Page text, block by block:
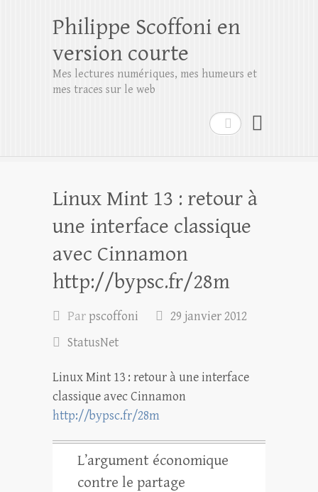
Rechercher
Philippe Scoffoni en
version courte
Mes lectures numériques, mes humeurs et
mes traces sur le web
Linux Mint 13 : retour à
une interface classique
avec Cinnamon
http://bypsc.fr/28m
Par pscoffoni
29 janvier 2012
StatusNet
Linux Mint 13 : retour à une interface
classique avec Cinnamon
http://bypsc.fr/28m
L’argument économique
contre le partage